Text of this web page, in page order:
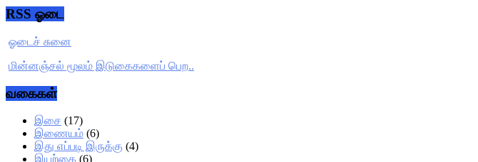
RSS ஓடை
ஓடைச் சுனை
மின்னஞ்சல் மூலம் இடுகைகளைப் பெற..
வகைகள்
இசை (17)
இணையம் (6)
இது எப்படி இருக்கு (4)
இயற்கை (6)